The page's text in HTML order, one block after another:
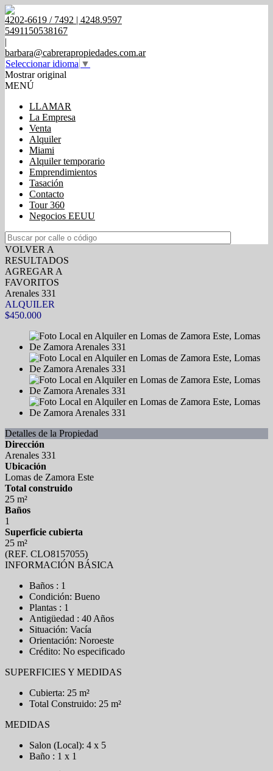
4202-6619 / 7492 | 4248.9597
5491150538167
|
barbara@cabrerapropiedades.com.ar
Seleccionar idioma ▼
Mostrar original
MENÚ
LLAMAR
La Empresa
Venta
Alquiler
Miami
Alquiler temporario
Emprendimientos
Tasación
Contacto
Tour 360
Negocios EEUU
VOLVER A
RESULTADOS
AGREGAR A
FAVORITOS
Arenales 331
ALQUILER
$450.000
Detalles de la Propiedad
Dirección
Arenales 331
Ubicación
Lomas de Zamora Este
Total construido
25 m²
Baños
1
Superficie cubierta
25 m²
(REF. CLO8157055)
INFORMACIÓN BÁSICA
Baños : 1
Condición: Bueno
Plantas : 1
Antigüedad : 40 Años
Situación: Vacía
Orientación: Noroeste
Crédito: No especificado
SUPERFICIES Y MEDIDAS
Cubierta: 25 m²
Total Construido: 25 m²
MEDIDAS
Salon (Local): 4 x 5
Baño : 1 x 1